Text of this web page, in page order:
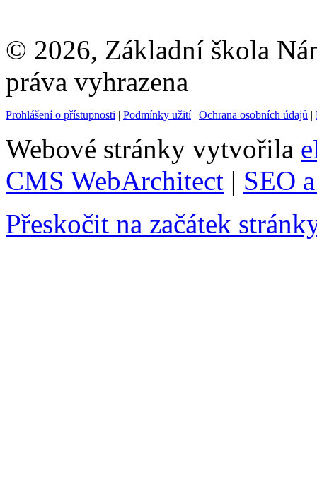
© 2026, Základní škola
práva vyhrazena
Prohlášení o přístupnosti | Podmínky užití| Ochrana osobních údajů |
Webové stránky vytvořila
CMS WebArchitect | SEO
Přeskočit na začátek